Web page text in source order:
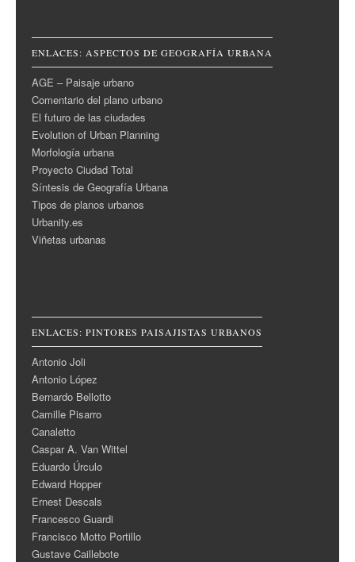
ENLACES: ASPECTOS DE GEOGRAFÍA URBANA
AGE – Paisaje urbano
Comentario del plano urbano
El futuro de las ciudades
Evolution of Urban Planning
Morfología urbana
Proyecto Ciudad Total
Síntesis de Geografía Urbana
Tipos de planos urbanos
Urbanity.es
Viñetas urbanas
ENLACES: PINTORES PAISAJISTAS URBANOS
Antonio Joli
Antonio López
Bernardo Bellotto
Camille Pisarro
Canaletto
Caspar A. Van Wittel
Eduardo Úrculo
Edward Hopper
Ernest Descals
Francesco Guardi
Francisco Motto Portillo
Gustave Caillebote